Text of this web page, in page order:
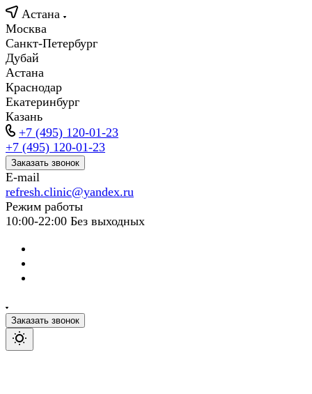
Астана
Москва
Санкт-Петербург
Дубай
Астана
Краснодар
Екатеринбург
Казань
+7 (495) 120-01-23
+7 (495) 120-01-23
Заказать звонок
E-mail
refresh.clinic@yandex.ru
Режим работы
10:00-22:00 Без выходных
Заказать звонок